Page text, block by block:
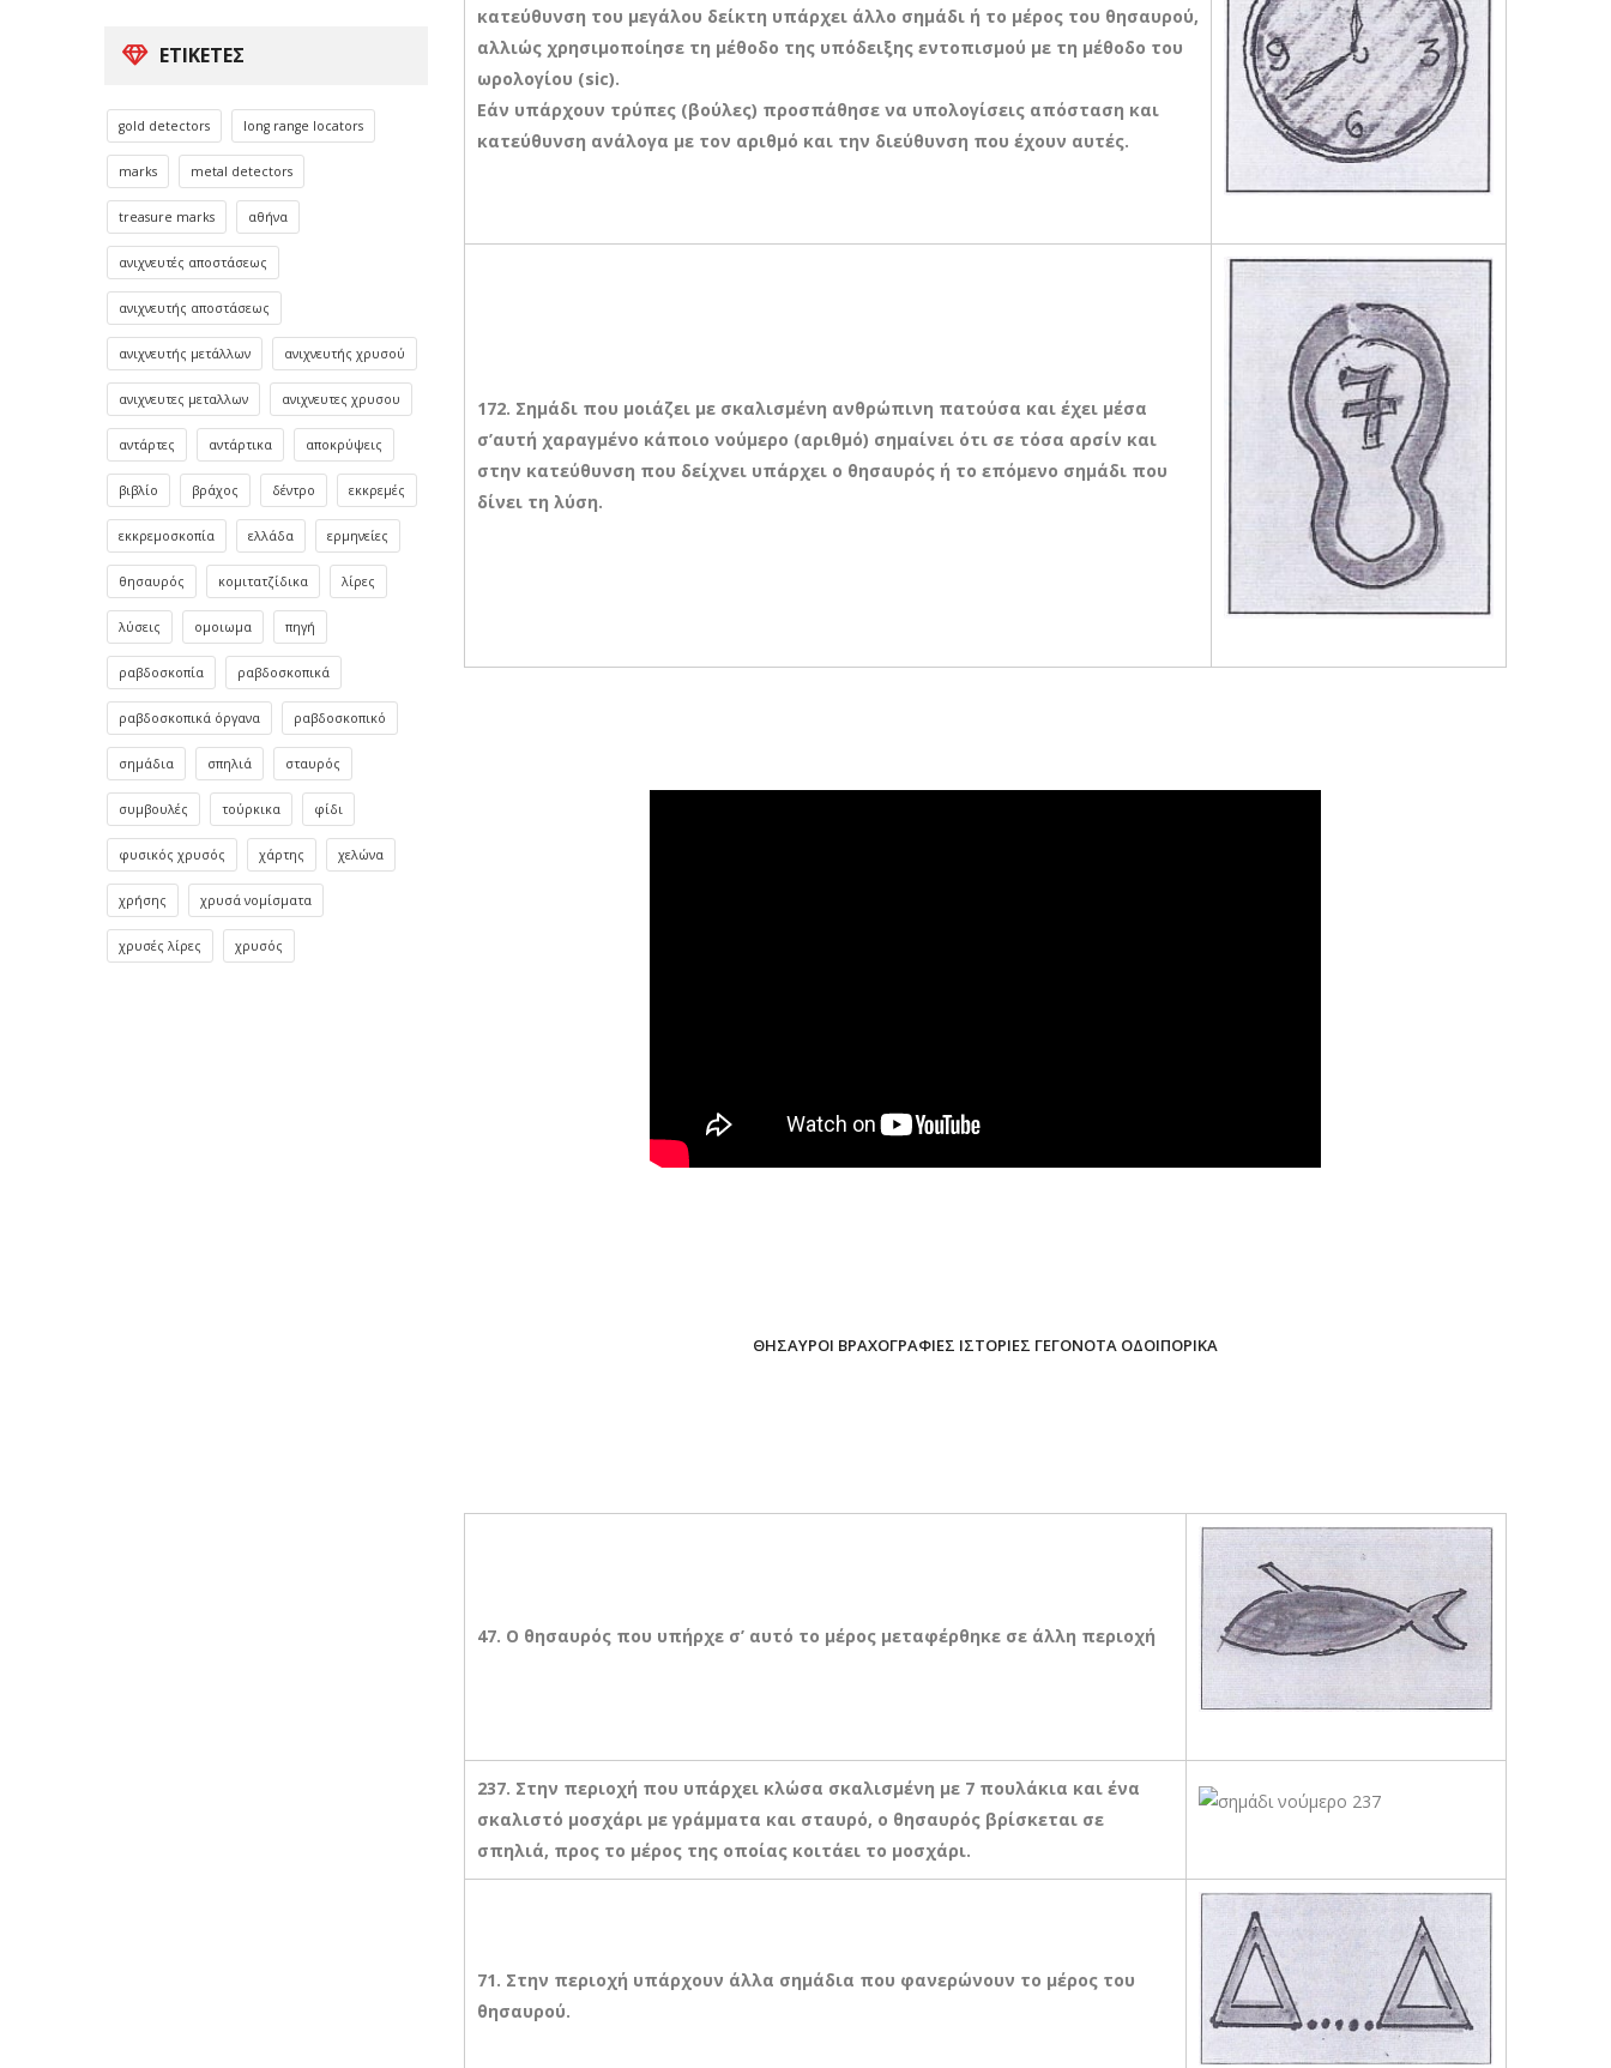
ΕΤΙΚΈΤΕΣ
gold detectors long range locators
marks metal detectors
treasure marks αθήνα
ανιχνευτές αποστάσεως
ανιχνευτής αποστάσεως
ανιχνευτής μετάλλων ανιχνευτής χρυσού
ανιχνευτες μεταλλων ανιχνευτες χρυσου
αντάρτες αντάρτικα αποκρύψεις
βιβλίο βράχος δέντρο εκκρεμές
εκκρεμοσκοπία ελλάδα ερμηνείες
θησαυρός κομιτατζίδικα λίρες
λύσεις ομοιωμα πηγή
ραβδοσκοπία ραβδοσκοπικά
ραβδοσκοπικά όργανα ραβδοσκοπικό
σημάδια σπηλιά σταυρός
συμβουλές τούρκικα φίδι
φυσικός χρυσός χάρτης χελώνα
χρήσης χρυσά νομίσματα
χρυσές λίρες χρυσός
κατεύθυνση του μεγάλου δείκτη υπάρχει άλλο σημάδι ή το μέρος του θησαυρού,
αλλιώς χρησιμοποίησε τη μέθοδο της υπόδειξης εντοπισμού με τη μέθοδο του
ωρολογίου (sic).
Εάν υπάρχουν τρύπες (βούλες) προσπάθησε να υπολογίσεις απόσταση και
κατεύθυνση ανάλογα με τον αριθμό και την διεύθυνση που έχουν αυτές.
172. Σημάδι που μοιάζει με σκαλισμένη ανθρώπινη πατούσα και έχει μέσα
σ’αυτή χαραγμένο κάποιο νούμερο (αριθμό) σημαίνει ότι σε τόσα αρσίν και
στην κατεύθυνση που δείχνει υπάρχει ο θησαυρός ή το επόμενο σημάδι που
δίνει τη λύση.
ΘΗΣΑΥΡΟΙ ΒΡΑΧΟΓΡΑΦΙΕΣ ΙΣΤΟΡΙΕΣ ΓΕΓΟΝΟΤΑ ΟΔΟΙΠΟΡΙΚΑ
47. Ο θησαυρός που υπήρχε σ’ αυτό το μέρος μεταφέρθηκε σε άλλη περιοχή
237. Στην περιοχή που υπάρχει κλώσα σκαλισμένη με 7 πουλάκια και ένα
σκαλιστό μοσχάρι με γράμματα και σταυρό, ο θησαυρός βρίσκεται σε
σπηλιά, προς το μέρος της οποίας κοιτάει το μοσχάρι.
71. Στην περιοχή υπάρχουν άλλα σημάδια που φανερώνουν το μέρος του
θησαυρού.